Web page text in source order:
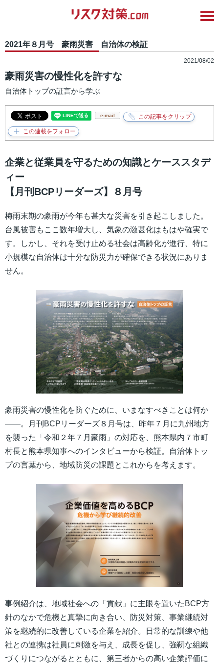
2021年８月号 豪雨災害 自治体の検証
2021/08/02
豪雨災害の慢性化を許すな
自治体トップの証言から学ぶ
e-mail
企業と従業員を守るための知識とケーススタデ
ィー
【月刊BCPリーダーズ】８月号
梅雨末期の豪雨が今年も甚大な災害を引き起こしました。
台風被害もここ数年増大し、気象の激甚化はもはや確実で
す。しかし、それを受け止める社会は高齢化が進行、特に
小規模な自治体は十分な防災力が確保できる状況にありま
せん。
豪雨災害の慢性化を防ぐために、いまなすべきことは何か
――。月刊BCPリーダーズ８月号は、昨年７月に九州地方
を襲った「令和２年７月豪雨」の対応を、熊本県内７市町
村長と熊本県知事へのインタビューから検証。自治体トッ
プの言葉から、地域防災の課題とこれからを考えます。
事例紹介は、地域社会への「貢献」に主眼を置いたBCP方
針のなかで危機と真摯に向き合い、防災対策、事業継続対
策を継続的に改善している企業を紹介。日常的な訓練や他
社との連携は社員に刺激を与え、成長を促し、強靭な組織
づくりにつながるとともに、第三者からの高い企業評価に